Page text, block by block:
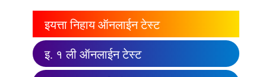
इयत्ता निहाय ऑनलाईन टेस्ट
इ. १ ली ऑनलाईन टेस्ट